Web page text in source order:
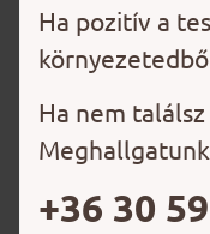
Ha pozitív a
Ha nem
+36 30